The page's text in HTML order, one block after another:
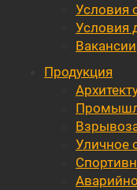
Условия
Условия
Вакансии
Продукция
Уличное